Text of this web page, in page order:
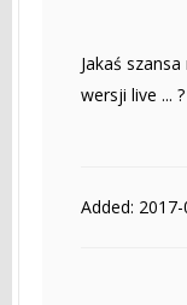
Jakaś
wersji live ...
Added: